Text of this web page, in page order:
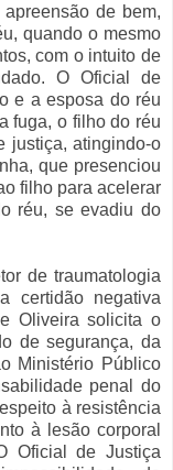
de bem,
quando o mesmo
com o intuito de
O Oficial de
e a esposa do réu
fuga, o filho do réu
justiça, atingindo-o
que presenciou
filho para acelerar
réu, se evadiu do
de traumatologia
certidão negativa
Oliveira solicita o
de segurança, da
Ministério Público
penal do
à resistência
à lesão corporal
Oficial de Justiça